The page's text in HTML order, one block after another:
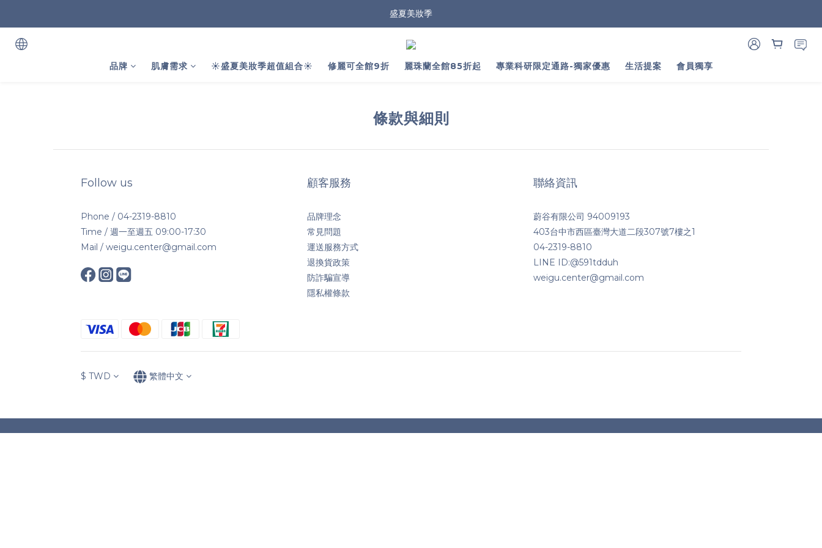
盛夏美妝季
品牌 肌膚需求 ☀️盛夏美妝季超值組合☀️ 修麗可全館9折 麗珠蘭全館85折起 專業科研限定通路-獨家優惠 生活提案 會員獨享
條款與細則
Follow us
Phone / 04-2319-8810
Time / 週一至週五 09:00-17:30
Mail / weigu.center@gmail.com
顧客服務
品牌理念
常見問題
運送服務方式
退換貨政策
防詐騙宣導
隱私權條款
聯絡資訊
蔚谷有限公司 94009193
403台中市西區臺灣大道二段307號7樓之1
04-2319-8810
LINE ID:@591tdduh
weigu.center@gmail.com
$ TWD 繁體中文